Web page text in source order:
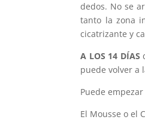
dedos. No se
tanto la zona
cicatrizante y
A LOS 14 DÍAS
puede volver a
Puede
El Mousse o el